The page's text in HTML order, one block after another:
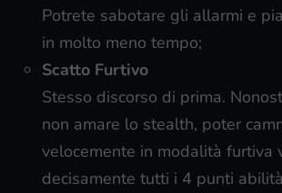
Potrete sabotare gli allarmi e
in molto meno tempo;
Scatto Furtivo
Stesso discorso di prima.
non amare lo stealth, poter
velocemente in modalità furtiva
decisamente tutti i 4 punti